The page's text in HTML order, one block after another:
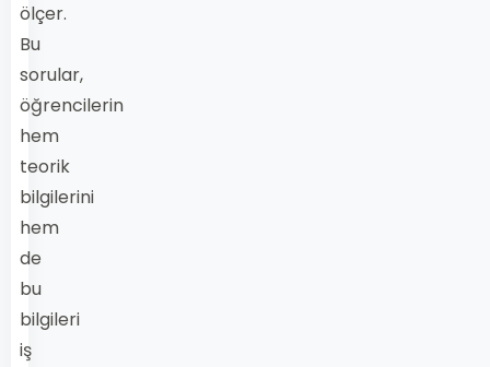
ölçer.
Bu
sorular,
öğrencilerin
hem
teorik
bilgilerini
hem
de
bu
bilgileri
iş